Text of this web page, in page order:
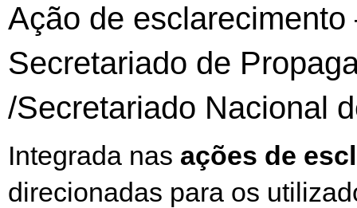
Ação de esclarecimento
Secretariado de
/Secretariado Nacional
Integrada nas ações de
direcionadas para os